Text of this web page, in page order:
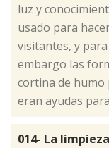
luz y
usado para
visitantes, y
embargo las
cortina de
eran ayudas
014- La